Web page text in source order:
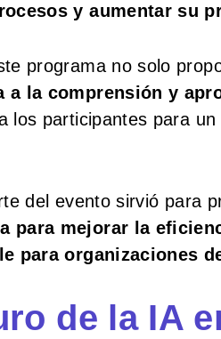
y aumentar su
programa no solo
a la comprensión y
los participantes para
del evento sirvió para
para mejorar la
para organizaciones
de la IA